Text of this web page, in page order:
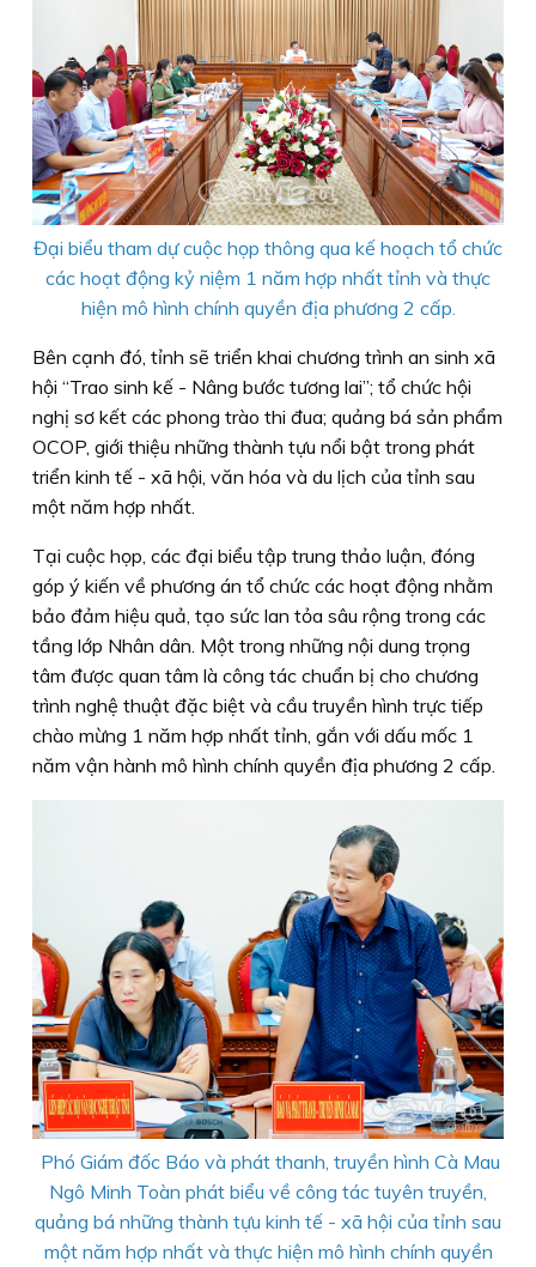
Đại biểu tham dự cuộc họp thông qua kế hoạch tổ chức
các hoạt động kỷ niệm 1 năm hợp nhất tỉnh và thực
hiện mô hình chính quyền địa phương 2 cấp.
Bên cạnh đó, tỉnh sẽ triển khai chương trình an sinh xã
hội “Trao sinh kế - Nâng bước tương lai”; tổ chức hội
nghị sơ kết các phong trào thi đua; quảng bá sản phẩm
OCOP, giới thiệu những thành tựu nổi bật trong phát
triển kinh tế - xã hội, văn hóa và du lịch của tỉnh sau
một năm hợp nhất.
Tại cuộc họp, các đại biểu tập trung thảo luận, đóng
góp ý kiến về phương án tổ chức các hoạt động nhằm
bảo đảm hiệu quả, tạo sức lan tỏa sâu rộng trong các
tầng lớp Nhân dân. Một trong những nội dung trọng
tâm được quan tâm là công tác chuẩn bị cho chương
trình nghệ thuật đặc biệt và cầu truyền hình trực tiếp
chào mừng 1 năm hợp nhất tỉnh, gắn với dấu mốc 1
năm vận hành mô hình chính quyền địa phương 2 cấp.
Phó Giám đốc Báo và phát thanh, truyền hình Cà Mau
Ngô Minh Toàn phát biểu về công tác tuyên truyền,
quảng bá những thành tựu kinh tế - xã hội của tỉnh sau
một năm hợp nhất và thực hiện mô hình chính quyền